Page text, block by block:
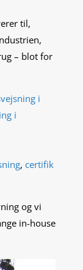
til,
– blot for
i
i
, certifik
og vi
in-house